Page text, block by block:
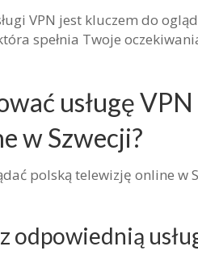
VPN jest kluczem do
spełnia Twoje
usługę
w Szwecji?
polską telewizję online w
odpowiednią